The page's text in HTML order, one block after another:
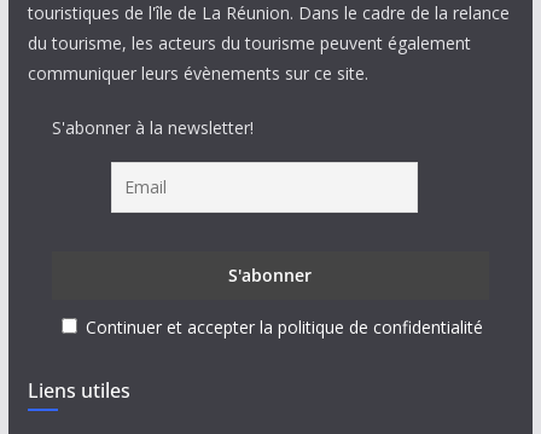
touristiques de l'île de La Réunion. Dans le cadre de la relance
du tourisme, les acteurs du tourisme peuvent également
communiquer leurs évènements sur ce site.
S'abonner à la newsletter!
Continuer et accepter la politique de confidentialité
Liens utiles